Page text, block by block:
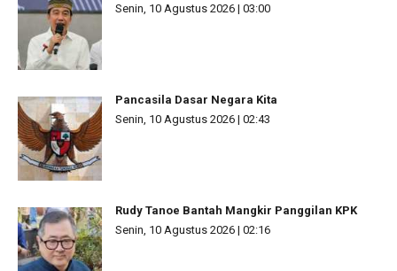
Senin, 10 Agustus 2026 | 03:00
Pancasila Dasar Negara Kita
Senin, 10 Agustus 2026 | 02:43
Rudy Tanoe Bantah Mangkir Panggilan KPK
Senin, 10 Agustus 2026 | 02:16